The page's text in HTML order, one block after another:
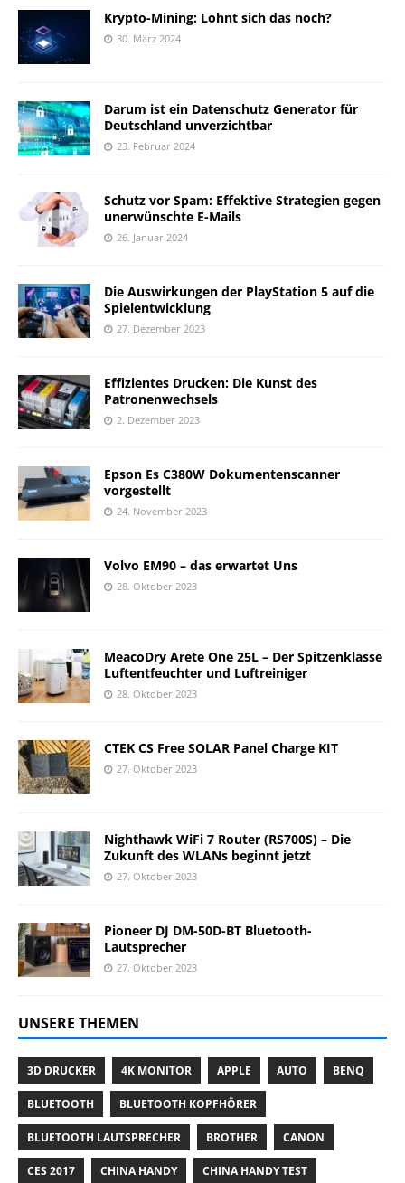
Krypto-Mining: Lohnt sich das noch?
30. März 2024
Darum ist ein Datenschutz Generator für
Deutschland unverzichtbar
23. Februar 2024
Schutz vor Spam: Effektive Strategien gegen
unerwünschte E-Mails
26. Januar 2024
Die Auswirkungen der PlayStation 5 auf die
Spielentwicklung
27. Dezember 2023
Effizientes Drucken: Die Kunst des
Patronenwechsels
2. Dezember 2023
Epson Es C380W Dokumentenscanner
vorgestellt
24. November 2023
Volvo EM90 – das erwartet Uns
28. Oktober 2023
MeacoDry Arete One 25L – Der Spitzenklasse
Luftentfeuchter und Luftreiniger
28. Oktober 2023
CTEK CS Free SOLAR Panel Charge KIT
27. Oktober 2023
Nighthawk WiFi 7 Router (RS700S) – Die
Zukunft des WLANs beginnt jetzt
27. Oktober 2023
Pioneer DJ DM-50D-BT Bluetooth-
Lautsprecher
27. Oktober 2023
UNSERE THEMEN
3D DRUCKER 4K MONITOR APPLE AUTO BENQ
BLUETOOTH BLUETOOTH KOPFHÖRER
BLUETOOTH LAUTSPRECHER BROTHER CANON
CES 2017 CHINA HANDY CHINA HANDY TEST